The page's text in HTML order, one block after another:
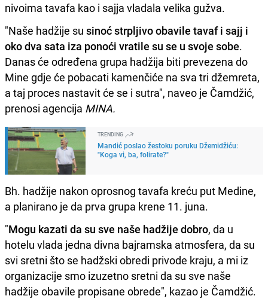
nivoima tavafa kao i sajja vladala velika gužva.
"Naše hadžije su sinoć strpljivo obavile tavaf i sajj i
oko dva sata iza ponoći vratile su se u svoje sobe.
Danas će određena grupa hadžija biti prevezena do
Mine gdje će pobacati kamenčiće na sva tri džemreta,
a taj proces nastavit će se i sutra", naveo je Čamdžić,
prenosi agencija MINA.
TRENDING
Mandić poslao žestoku poruku Džemidžiću:
"Koga vi, ba, folirate?"
Bh. hadžije nakon oprosnog tavafa kreću put Medine,
a planirano je da prva grupa krene 11. juna.
"Mogu kazati da su sve naše hadžije dobro, da u
hotelu vlada jedna divna bajramska atmosfera, da su
svi sretni što se hadžski obredi privode kraju, a mi iz
organizacije smo izuzetno sretni da su sve naše
hadžije obavile propisane obrede", kazao je Čamdžić.